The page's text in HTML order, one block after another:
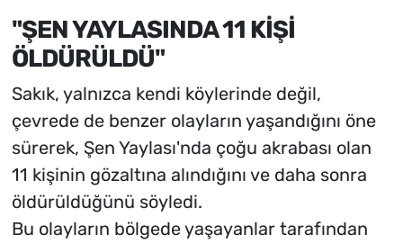
"ŞEN YAYLASINDA 11 KİŞİ
ÖLDÜRÜLDÜ"
Sakık, yalnızca kendi köylerinde değil,
çevrede de benzer olayların yaşandığını öne
sürerek, Şen Yaylası'nda çoğu akrabası olan
11 kişinin gözaltına alındığını ve daha sonra
öldürüldüğünü söyledi.
Bu olayların bölgede yaşayanlar tarafından